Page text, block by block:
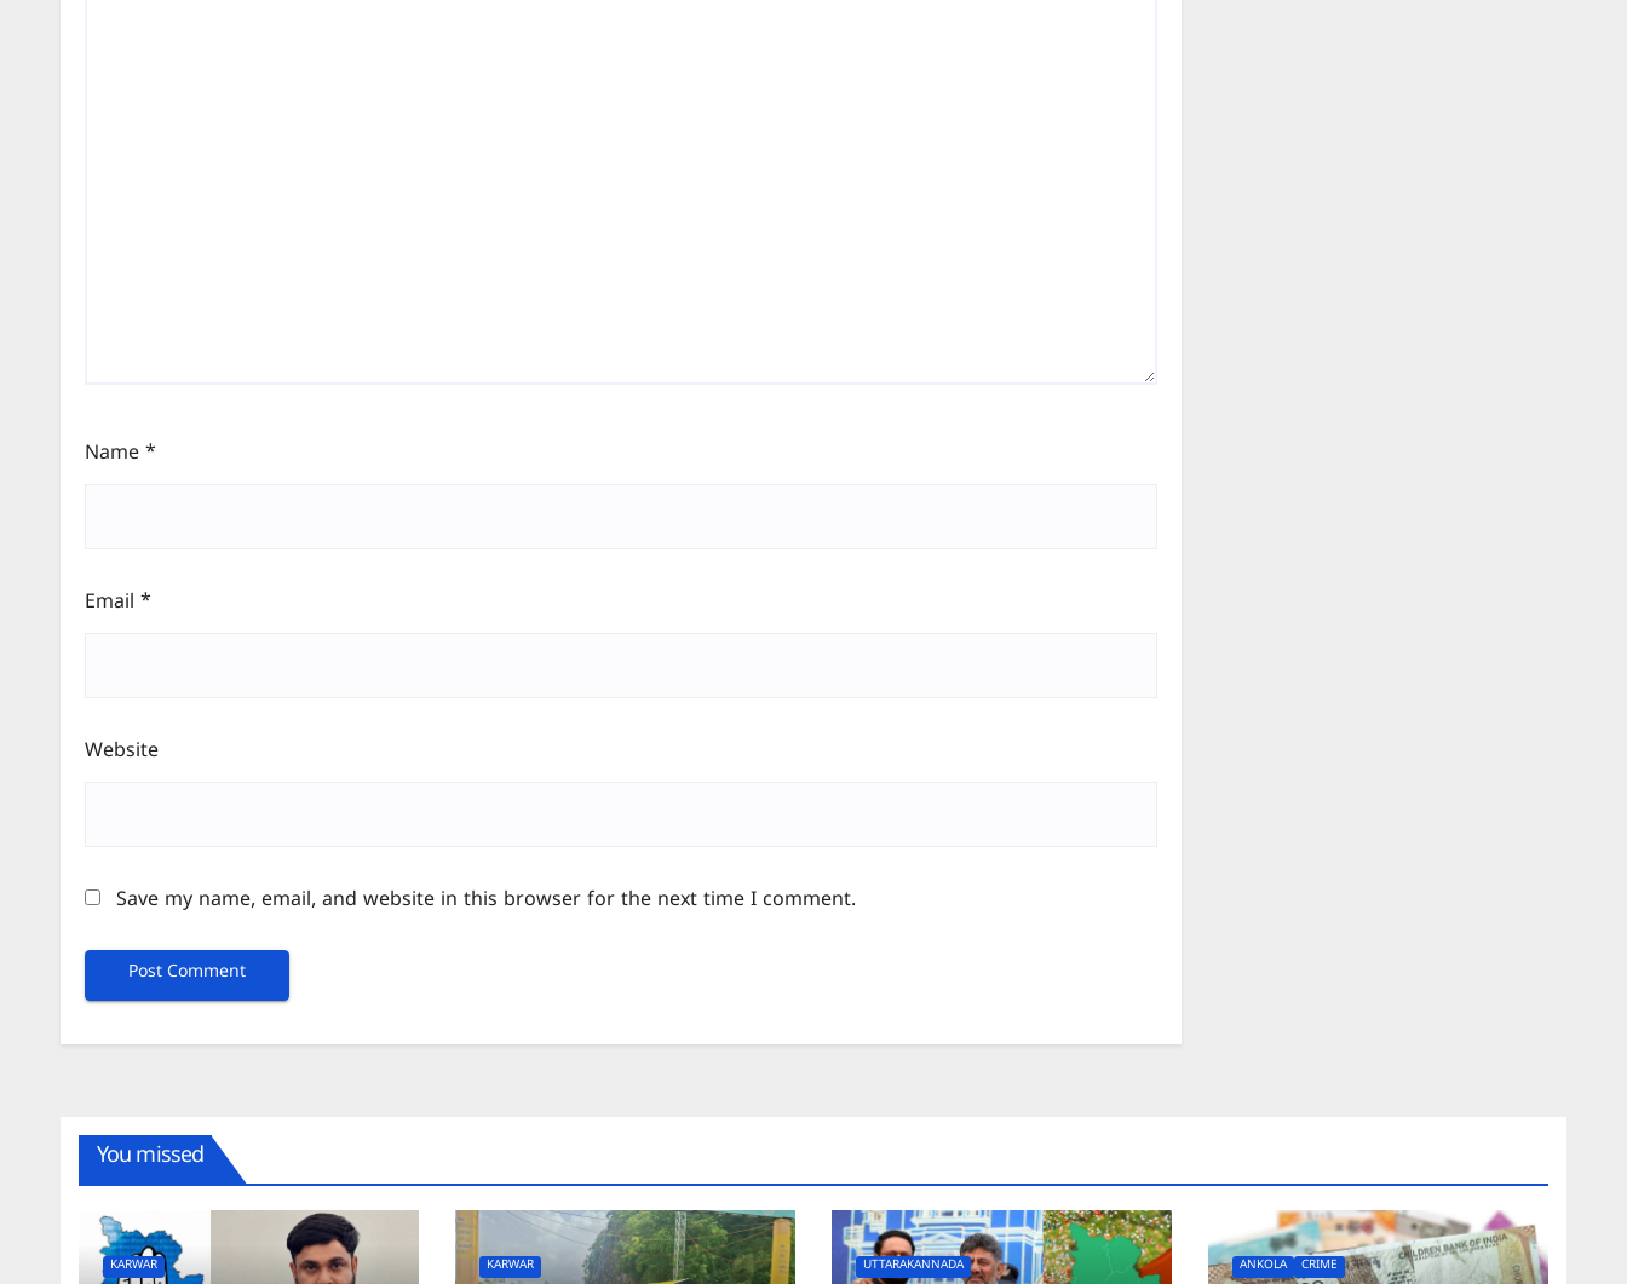
Name *
Email *
Website
Save my name, email, and website in this browser for the next time I comment.
You missed
KARWAR KARWAR UTTARAKANNADA ANKOLA CRIME